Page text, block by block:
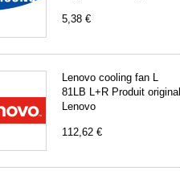
5,38 €
Lenovo cooling fan L
81LB L+R Produit original
Lenovo
112,62 €